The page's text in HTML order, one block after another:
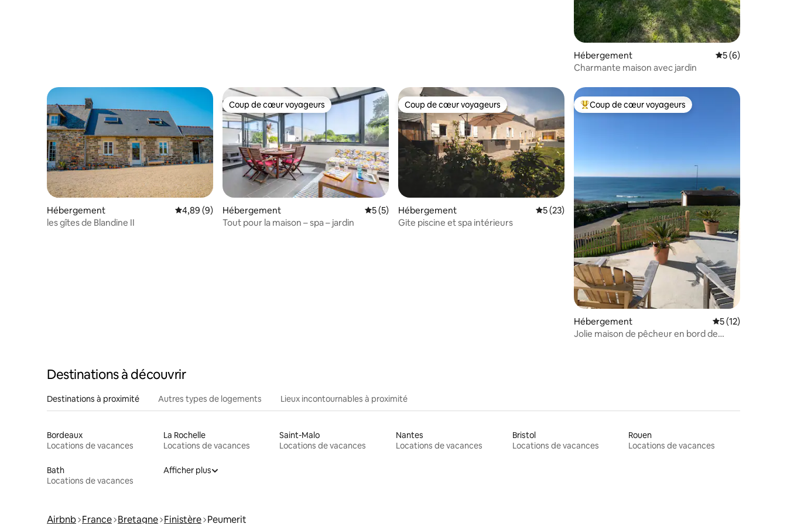
Hébergement Évaluation
5 (6)
Charmante maison avec jardin
Hébergement Évaluation moyenne sur la base de 9 commentaires : 4,89 sur 5
4,89 (9)
les gîtes de Blandine II
Coup de cœur voyageurs
Coup de cœur voyageurs
Hébergement Évaluation moyenne sur la base de 5 commentaires : 5 sur 5
5 (5)
Tout pour la maison – spa – jardin
Coup de cœur voyageurs
Coup de cœur voyageurs
Hébergement Évaluation moyenne sur la base de 23 commentaires : 5 sur 5
5 (23)
Gite piscine et spa intérieurs
Coups de cœur voyageurs les plus appréciés
Coup de cœur voyageurs
Hébergement Évaluation
5 (12)
Jolie maison de pêcheur en bord de
Destinations à découvrir
Destinations à proximité Autres types de logements Lieux incontournables à proximité
Bordeaux
Locations de vacances
La Rochelle
Locations de vacances
Saint-Malo
Locations de vacances
Nantes
Locations de vacances
Bristol
Locations de vacances
Rouen
Locations de vacances
Bath
Locations de vacances
Afficher plus
Airbnb France Bretagne Finistère Peumerit